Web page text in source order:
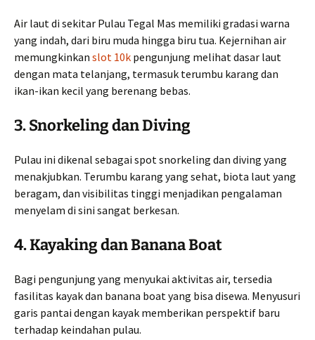
Air laut di sekitar Pulau Tegal Mas memiliki gradasi warna
yang indah, dari biru muda hingga biru tua. Kejernihan air
memungkinkan slot 10k pengunjung melihat dasar laut
dengan mata telanjang, termasuk terumbu karang dan
ikan-ikan kecil yang berenang bebas.
3. Snorkeling dan Diving
Pulau ini dikenal sebagai spot snorkeling dan diving yang
menakjubkan. Terumbu karang yang sehat, biota laut yang
beragam, dan visibilitas tinggi menjadikan pengalaman
menyelam di sini sangat berkesan.
4. Kayaking dan Banana Boat
Bagi pengunjung yang menyukai aktivitas air, tersedia
fasilitas kayak dan banana boat yang bisa disewa. Menyusuri
garis pantai dengan kayak memberikan perspektif baru
terhadap keindahan pulau.